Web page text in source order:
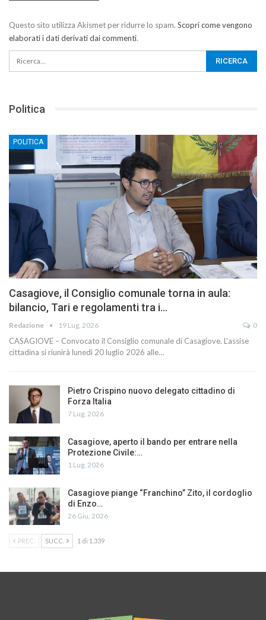
Questo sito utilizza Akismet per ridurre lo spam. Scopri come vengono
elaborati i dati derivati dai commenti.
Politica
POLITICA
Casagiove, il Consiglio comunale torna in aula:
bilancio, Tari e regolamenti tra i…
Redazione 19 Lug, 2026 0
CASAGIOVE – Convocato il Consiglio comunale di Casagiove. L'assise
cittadina si riunirà lunedì 20 luglio 2026 alle…
Pietro Crispino nuovo delegato cittadino di
Forza Italia
7 Lug, 2026
Casagiove, aperto il bando per entrare nella
Protezione Civile:…
1 Lug, 2026
Casagiove piange “Franchino” Zito, il cordoglio
di Enzo…
26 Giu, 2026
PREC. SUCC. 1 di 1.339